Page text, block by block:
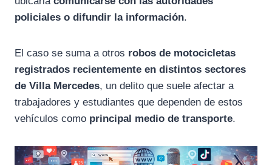
policiales o difundir la información.
El caso se suma a otros robos de motocicletas
registrados recientemente en distintos sectores
de Villa Mercedes, un delito que suele afectar a
trabajadores y estudiantes que dependen de estos
vehículos como principal medio de transporte.